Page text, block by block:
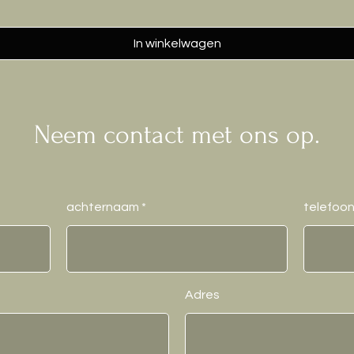
In winkelwagen
Neem contact met ons op.
achternaam
Adres